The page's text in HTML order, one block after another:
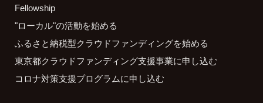
Fellowship
"ローカル"の活動を始める
ふるさと納税型クラウドファンディングを始める
東京都クラウドファンディング支援事業に申し込む
コロナ対策支援プログラムに申し込む